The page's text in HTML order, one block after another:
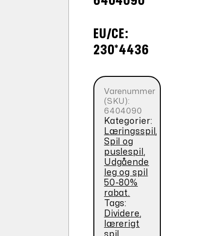
EU/CE:
230*4436
Varenummer
(SKU):
6404090
Kategorier:
Læringsspil ,
Spil og
puslespil ,
Udgående
leg og spil
50-80%
rabat.
Tags:
Dividere,
lærerigt
spil ,